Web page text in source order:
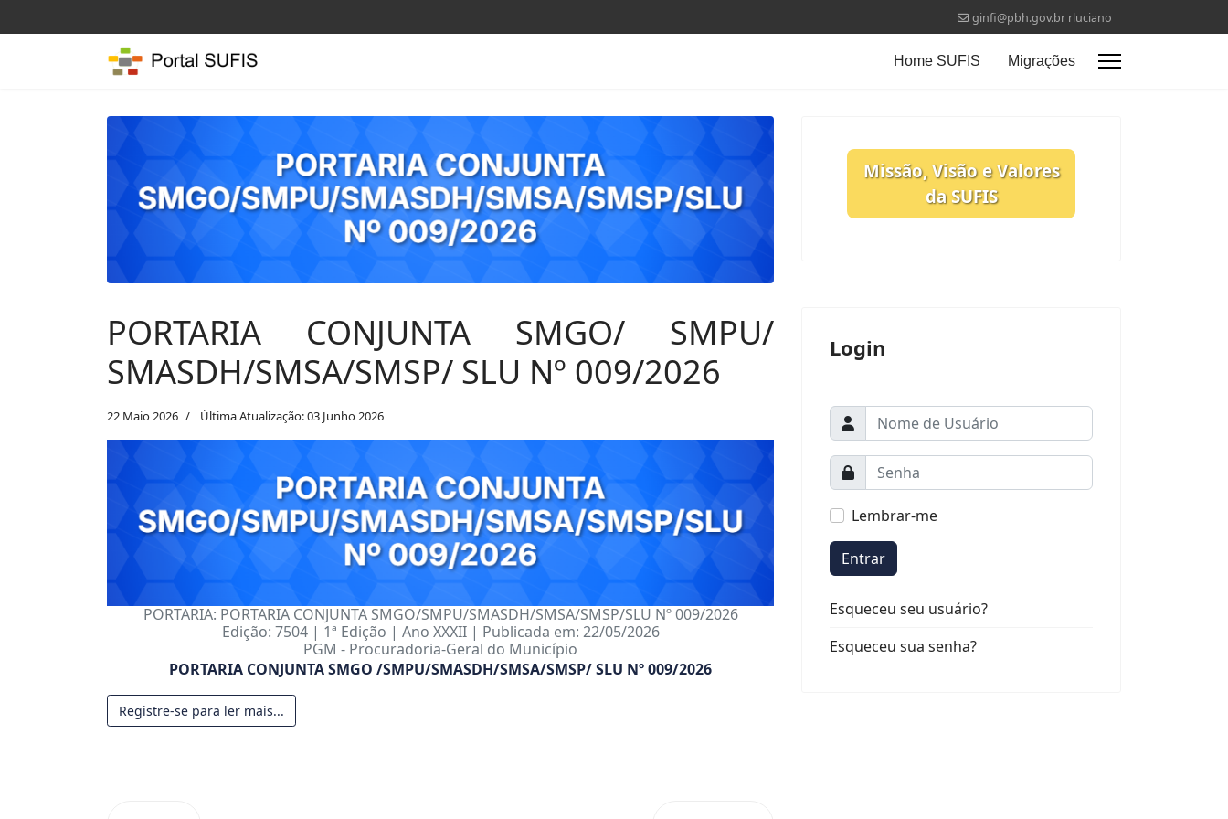
ginfi@pbh.gov.br rluciano
Home SUFIS Migrações
PORTARIA CONJUNTA SMGO/ SMPU/
SMASDH/SMSA/SMSP/ SLU Nº 009/2026
22 Maio 2026 Última Atualização: 03 Junho 2026
PORTARIA: PORTARIA CONJUNTA SMGO/SMPU/SMASDH/SMSA/SMSP/SLU Nº 009/2026
Edição: 7504 | 1ª Edição | Ano XXXII | Publicada em: 22/05/2026
PGM - Procuradoria-Geral do Município
PORTARIA CONJUNTA SMGO /SMPU/SMASDH/SMSA/SMSP/ SLU Nº 009/2026
Registre-se para ler mais...
Missão, Visão e Valores
da SUFIS
Login
Lembrar-me
Entrar
Esqueceu seu usuário?
Esqueceu sua senha?